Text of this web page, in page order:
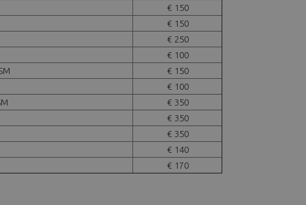
€ 150
€ 150
€ 250
€ 100
€ 150
€ 100
€ 350
€ 350
€ 350
€ 140
€ 170